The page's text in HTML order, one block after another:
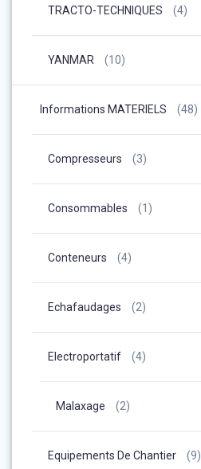
TRACTO-TECHNIQUES (4)
YANMAR (10)
Informations MATERIELS (48)
Compresseurs (3)
Consommables (1)
Conteneurs (4)
Echafaudages (2)
Electroportatif (4)
Malaxage (2)
Equipements De Chantier (9)